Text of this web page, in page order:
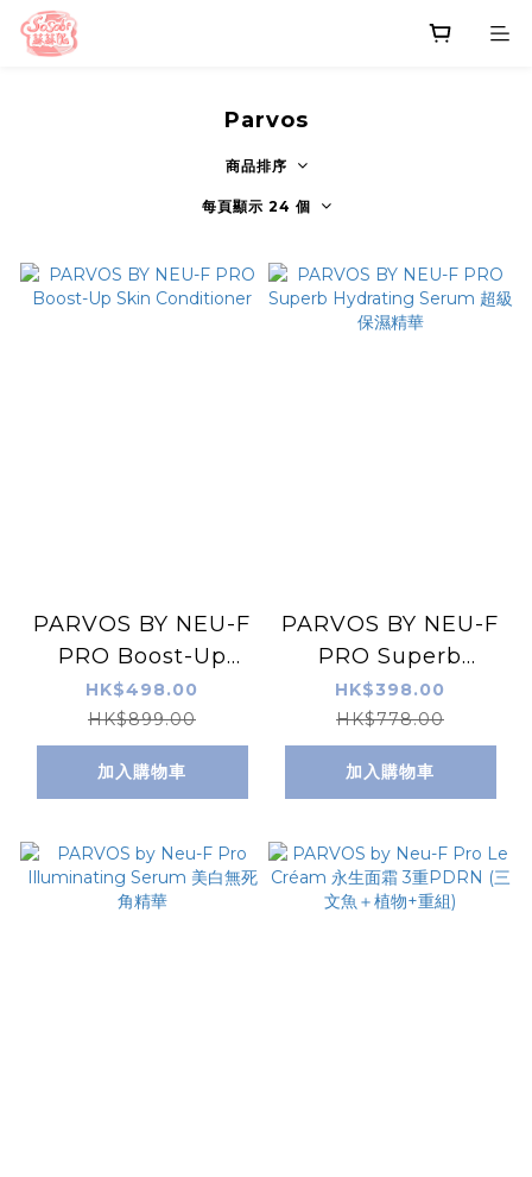
Parvos
商品排序
每頁顯示 24 個
PARVOS BY NEU-F
PRO Boost-Up
Skin Conditioner
HK$498.00
HK$899.00
加入購物車
PARVOS BY NEU-F
PRO Superb
Hydrating Serum
超級保濕精華
HK$398.00
HK$778.00
加入購物車